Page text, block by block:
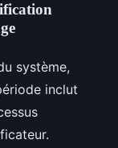
système,
inclut